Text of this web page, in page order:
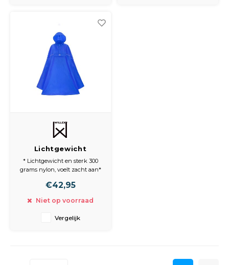
Lichtgewicht
Poncho Blauw S/M
* Lichtgewicht en sterk 300
grams nylon, voelt zacht aan*
waterafstotend
achter
heupband
€42,95
Niet op voorraad
Vergelijk